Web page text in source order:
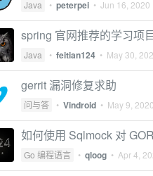
Java • peterpei • Jun 16, 2020
spring 官网推荐的学习项
Java • feitian124 • May 30,
gerrit 漏洞修复求助
问与答 • Vindroid • May 9, 2020
如何使用 Sqlmock 对
Go 编程语言 • qloog • Apr 4,